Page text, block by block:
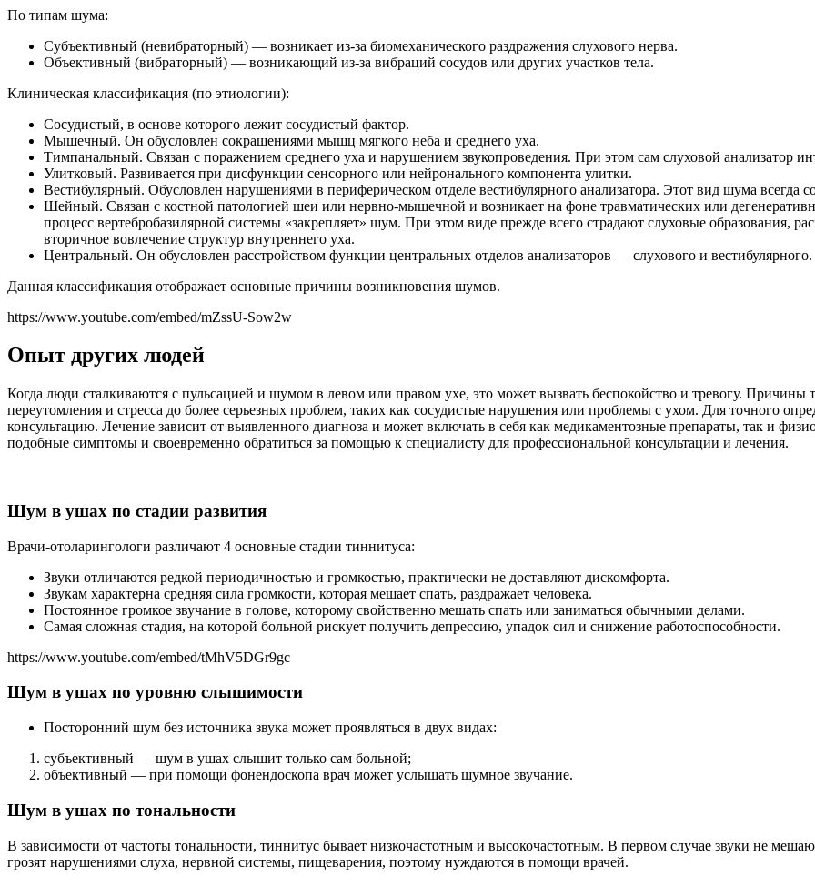
По типам шума:
Субъективный (невибраторный) — возникает из-за биомеханического раздражения слухового нерва.
Объективный (вибраторный) — возникающий из-за вибраций сосудов или других участков тела.
Клиническая классификация (по этиологии):
Сосудистый, в основе которого лежит сосудистый фактор.
Мышечный. Он обусловлен сокращениями мышц мягкого неба и среднего уха.
Тимпанальный. Связан с поражением среднего уха и нарушением звукопроведения. При этом сам слуховой анализатор
Улитковый. Развивается при дисфункции сенсорного или нейронального компонента улитки.
Вестибулярный. Обусловлен нарушениями в периферическом отделе вестибулярного анализатора. Этот вид шума всегда
Шейный. Связан с костной патологией шеи или нервно-мышечной и возникает на фоне травматических или
процесс вертебробазилярной системы «закрепляет» шум. При этом виде прежде всего страдают слуховые образования,
вторичное вовлечение структур внутреннего уха.
Центральный. Он обусловлен расстройством функции центральных отделов анализаторов — слухового и вестибулярного.
Данная классификация отображает основные причины возникновения шумов.
https://www.youtube.com/embed/mZssU-Sow2w
Опыт других людей
Когда люди сталкиваются с пульсацией и шумом в левом или правом ухе, это может вызвать беспокойство и тревогу.
переутомления и стресса до более серьезных проблем, таких как сосудистые нарушения или проблемы с ухом. Для точного
консультацию. Лечение зависит от выявленного диагноза и может включать в себя как медикаментозные препараты, так и
подобные симптомы и своевременно обратиться за помощью к специалисту для профессиональной консультации и лечения.
Шум в ушах по стадии развития
Врачи-отоларингологи различают 4 основные стадии тиннитуса:
Звуки отличаются редкой периодичностью и громкостью, практически не доставляют дискомфорта.
Звукам характерна средняя сила громкости, которая мешает спать, раздражает человека.
Постоянное громкое звучание в голове, которому свойственно мешать спать или заниматься обычными делами.
Самая сложная стадия, на которой больной рискует получить депрессию, упадок сил и снижение работоспособности.
https://www.youtube.com/embed/tMhV5DGr9gc
Шум в ушах по уровню слышимости
Посторонний шум без источника звука может проявляться в двух видах:
субъективный — шум в ушах слышит только сам больной;
объективный — при помощи фонендоскопа врач может услышать шумное звучание.
Шум в ушах по тональности
В зависимости от частоты тональности, тиннитус бывает низкочастотным и высокочастотным. В первом случае звуки не
грозят нарушениями слуха, нервной системы, пищеварения, поэтому нуждаются в помощи врачей.